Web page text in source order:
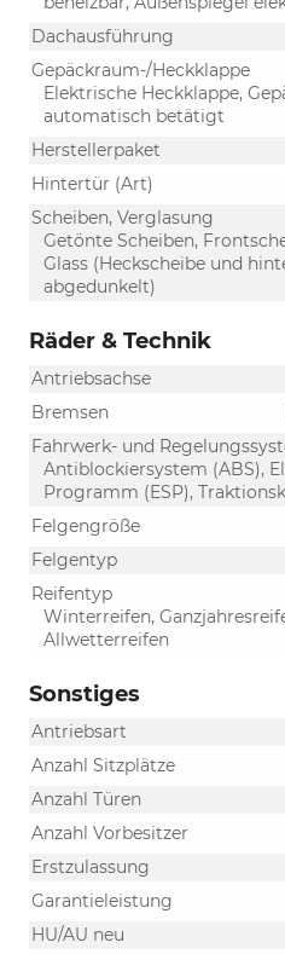
Dachausführung
Gepäckraum-/Heckklappe
Elektrische Heckklappe,
automatisch betätigt
Herstellerpaket
Hintertür (Art)
Scheiben, Verglasung
Getönte Scheiben,
Glass (Heckscheibe und
abgedunkelt)
Räder & Technik
Antriebsachse
Bremsen
Fahrwerk- und
Antiblockiersystem (ABS),
Programm (ESP),
Felgengröße
Felgentyp
Reifentyp
Winterreifen,
Allwetterreifen
Sonstiges
Antriebsart
Anzahl Sitzplätze
Anzahl Türen
Anzahl Vorbesitzer
Erstzulassung
Garantieleistung
HU/AU neu